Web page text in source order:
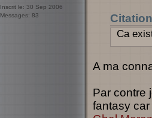
Inscrit le: 30 Sep 2006
Messages: 83
Citation
Ca
A ma
Par contre
fantasy